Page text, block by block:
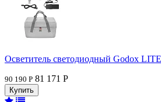
Осветитель светодиодный Godox
90 190 Р 81 171 Р